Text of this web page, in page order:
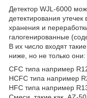
Детектор WJL-6000
детектирования
хранения и
галогенированные
В их число входят
ниже, но не только они:
CFC типа например
HCFC типа например
HFC типа например